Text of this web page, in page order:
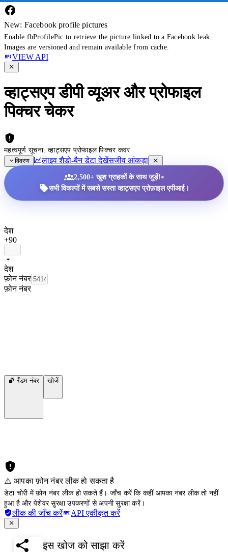
New: Facebook profile pictures
Enable fbProfilePic to retrieve the picture linked to a Facebook leak.
Images are versioned and remain available from cache.
VIEW API
व्हाट्सएप डीपी व्यूअर और प्रोफाइल
पिक्चर चेकर
महत्वपूर्ण सूचना: व्हाट्सएप प्रोफाइल पिक्चर कवर
विवरण
लाइव शैडो-बैन डेटा देखेंसजीव आंकड़ा
2,500+ खुश ग्राहकों के साथ जुड़ें!•
सभी विकल्पों में सबसे सस्ता व्हाट्सएप प्रोफ़ाइल एपीआई।
देश
+90
देश
फ़ोन नंबर
फ़ोन नंबर
रैंडम नंबर खोजें
⚠️ आपका फ़ोन नंबर लीक हो सकता है
डेटा चोरी में फ़ोन नंबर लीक हो सकते हैं। जाँच करें कि कहीं आपका नंबर लीक तो नहीं
हुआ है और पेशेवर सुरक्षा उपकरणों से अपनी सुरक्षा करें।
लीक की जाँच करें API एकीकृत करें
इस खोज को साझा करें